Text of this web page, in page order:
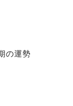
の運勢